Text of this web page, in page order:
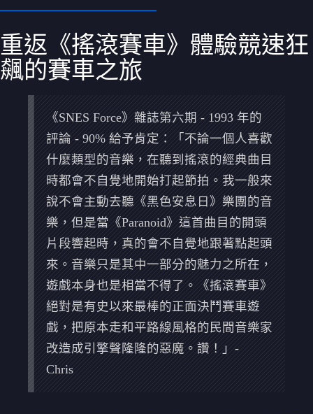
重返《搖滾賽車》體驗競速狂
飆的賽車之旅
《SNES Force》雜誌第六期 - 1993 年的
評論 - 90% 給予肯定：「不論一個人喜歡
什麼類型的音樂，在聽到搖滾的經典曲目
時都會不自覺地開始打起節拍。我一般來
說不會主動去聽《黑色安息日》樂團的音
樂，但是當《Paranoid》這首曲目的開頭
片段響起時，真的會不自覺地跟著點起頭
來。音樂只是其中一部分的魅力之所在，
遊戲本身也是相當不得了。《搖滾賽車》
絕對是有史以來最棒的正面決鬥賽車遊
戲，把原本走和平路線風格的民間音樂家
改造成引擎聲隆隆的惡魔。讚！」-
Chris